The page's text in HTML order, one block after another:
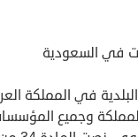
في السعودية
في المملكة
وجميع